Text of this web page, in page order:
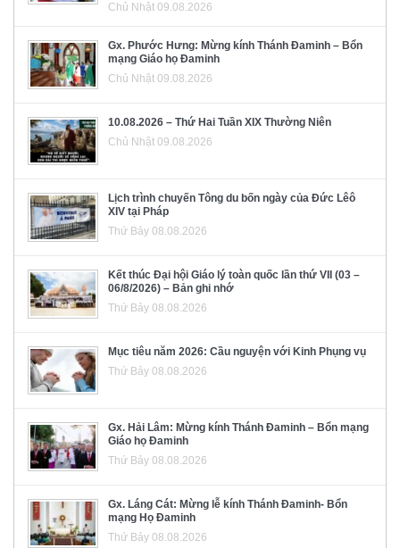
Chủ Nhật 09.08.2026
Gx. Phước Hưng: Mừng kính Thánh Đaminh – Bổn
mạng Giáo họ Đaminh
Chủ Nhật 09.08.2026
10.08.2026 – Thứ Hai Tuần XIX Thường Niên
Chủ Nhật 09.08.2026
Lịch trình chuyến Tông du bốn ngày của Đức Lêô
XIV tại Pháp
Thứ Bảy 08.08.2026
Kết thúc Đại hội Giáo lý toàn quốc lần thứ VII (03 –
06/8/2026) – Bản ghi nhớ
Thứ Bảy 08.08.2026
Mục tiêu năm 2026: Cầu nguyện với Kinh Phụng vụ
Thứ Bảy 08.08.2026
Gx. Hải Lâm: Mừng kính Thánh Đaminh – Bổn mạng
Giáo họ Đaminh
Thứ Bảy 08.08.2026
Gx. Láng Cát: Mừng lễ kính Thánh Đaminh- Bổn
mạng Họ Đaminh
Thứ Bảy 08.08.2026